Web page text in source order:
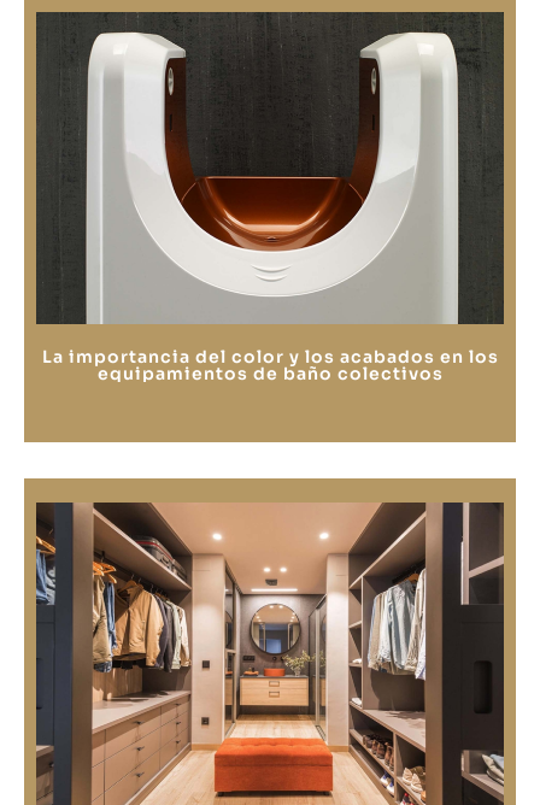
La importancia del color y los acabados en los
equipamientos de baño colectivos